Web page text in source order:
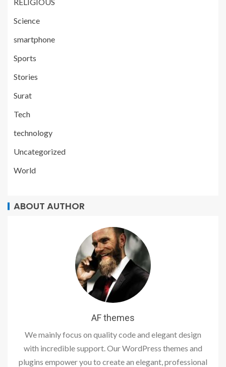
Science
smartphone
Sports
Stories
Surat
Tech
technology
Uncategorized
World
ABOUT AUTHOR
AF themes
We mainly focus on quality code and elegant design
with incredible support. Our WordPress themes and
plugins empower you to create an elegant, professional